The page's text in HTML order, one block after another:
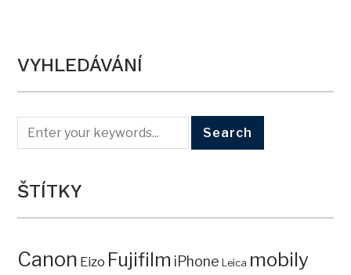
VYHLEDÁVÁNÍ
ŠTÍTKY
Canon Eizo Fujifilm iPhone Leica mobily